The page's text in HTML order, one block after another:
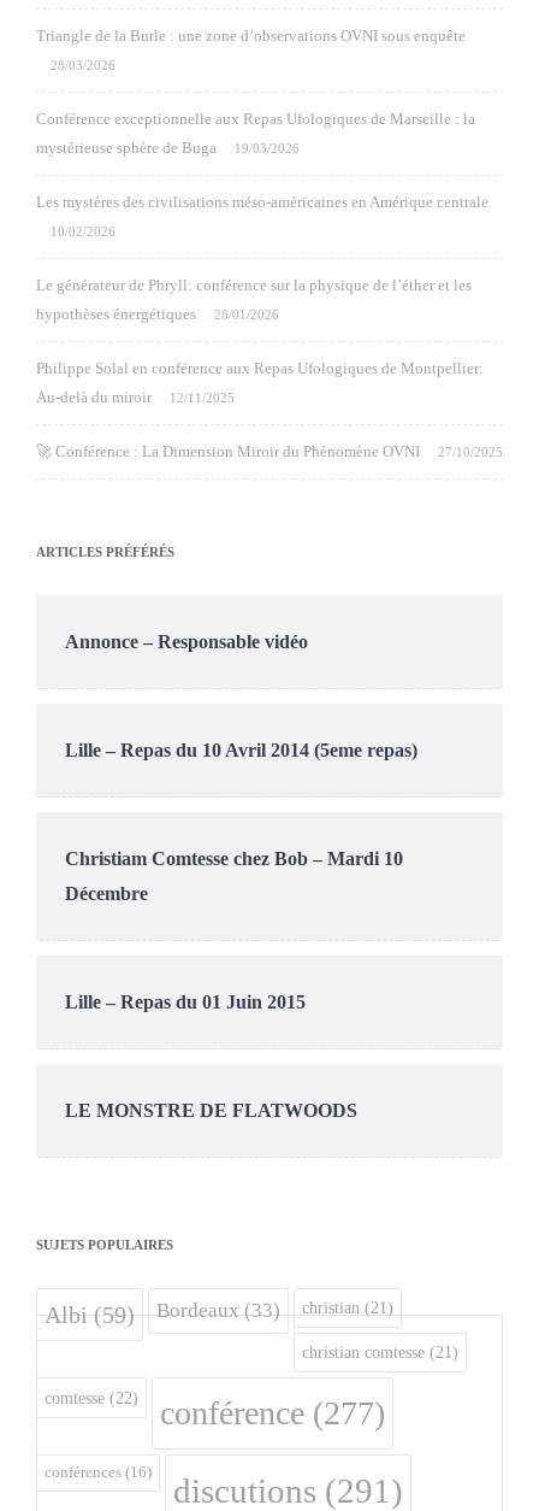
Triangle de la Burle : une zone d’observations OVNI sous enquête
28/03/2026
Conférence exceptionnelle aux Repas Ufologiques de Marseille : la
mystérieuse sphère de Buga
19/03/2026
Les mystères des civilisations méso-américaines en Amérique centrale
10/02/2026
Le générateur de Phryll: conférence sur la physique de l’éther et les
hypothèses énergétiques
28/01/2026
Philippe Solal en conférence aux Repas Ufologiques de Montpellier:
Au-delà du miroir
12/11/2025
🚀 Conférence : La Dimension Miroir du Phénomène OVNI 27/10/2025
ARTICLES PRÉFÉRÉS
Annonce – Responsable vidéo
Lille – Repas du 10 Avril 2014 (5eme repas)
Christiam Comtesse chez Bob – Mardi 10
Décembre
Lille – Repas du 01 Juin 2015
LE MONSTRE DE FLATWOODS
SUJETS POPULAIRES
Albi(59) Bordeaux(33) christian (21)
christian comtesse (21)
comtesse (22) conférence (277)
conférences (16) discutions (291)